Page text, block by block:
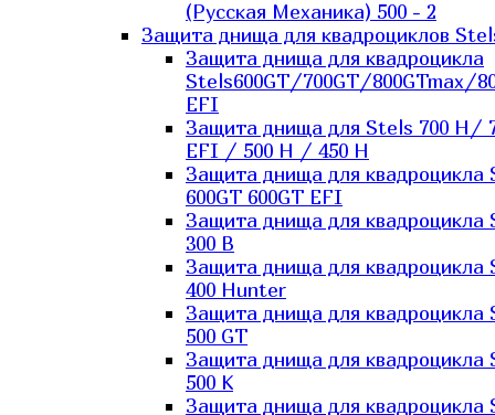
(Русская Механика) 500 - 2
Защита днища для квадроциклов
Защита днища для квадроцикла
Stels600GT/700GT/800GTmax/
EFI
Защита днища для Stels 700 H/
EFI / 500 H / 450 H
Защита днища для квадроцикла
600GT 600GT EFI
Защита днища для квадроцикла
300 B
Защита днища для квадроцикла
400 Hunter
Защита днища для квадроцикла
500 GT
Защита днища для квадроцикла
500 K
Защита днища для квадроцикла